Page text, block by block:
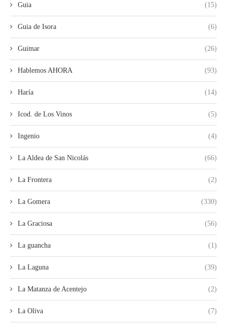
Guia (15)
Guia de Isora (6)
Guimar (26)
Hablemos AHORA (93)
Haría (14)
Icod. de Los Vinos (5)
Ingenio (4)
La Aldea de San Nicolás (66)
La Frontera (2)
La Gomera (330)
La Graciosa (56)
La guancha (1)
La Laguna (39)
La Matanza de Acentejo (2)
La Oliva (7)